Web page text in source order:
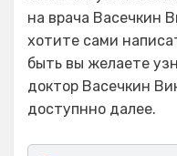
на врача Васечкин
хотите сами
быть вы желаете
доктор Васечкин
доступнно далее.